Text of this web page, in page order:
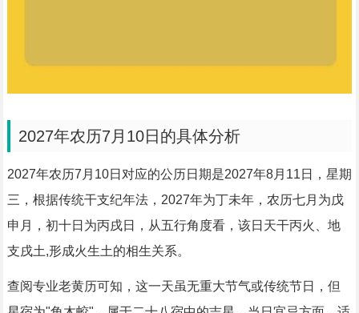
2027年农历7月10日的具体分析
2027年农历7月10日对应的公历日期是2027年8月11日，星期
三，根据传统干支纪年法，2027年为丁未年，农历七月为戊
申月，初十日为丙戌日，从五行角度看，该日天干丙火、地
支戌土,形成火生土的相生关系。
查阅专业老黄历可知，这一天虽无重大节气或传统节日，但